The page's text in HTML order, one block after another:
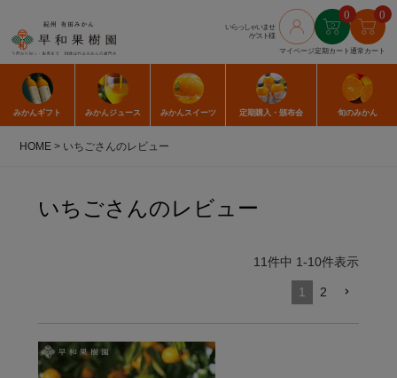
いらっしゃいませ
/ゲスト様
マイページ
0
定期カート
0
通常カート
みかんギフト みかんジュース みかんスイーツ 定期購入 ・頒布会 旬のみかん
HOME いちごさんのレビュー
いちごさんのレビュー
11件中 1-10件表示
1 2